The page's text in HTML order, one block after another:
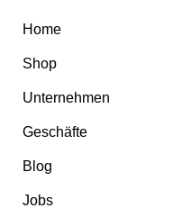
Home
Shop
Unternehmen
Geschäfte
Blog
Jobs